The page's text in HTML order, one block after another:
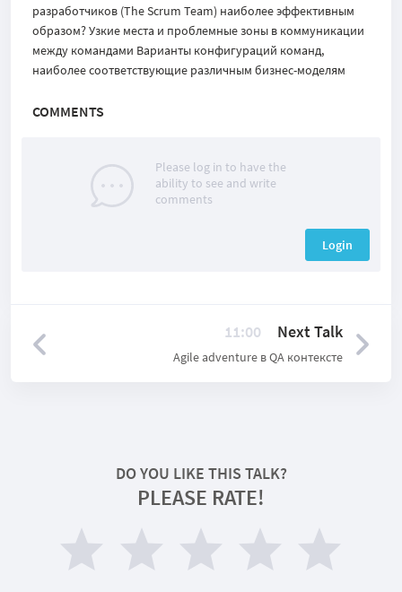
разработчиков (The Scrum Team) наиболее эффективным
образом? Узкие места и проблемные зоны в коммуникации
между командами Варианты конфигураций команд,
наиболее соответствующие различным бизнес-моделям
COMMENTS
Please log in to have the
ability to see and write
comments
Login
11:00 Next Talk
Agile adventure в QA контексте
DO YOU LIKE THIS TALK?
PLEASE RATE!